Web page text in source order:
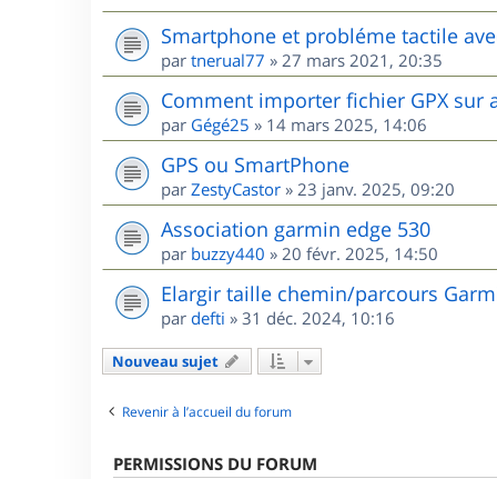
Smartphone et probléme tactile
par tnerual77 » 27 mars 2021, 20:35
Comment importer fichier GPX sur
par Gégé25 » 14 mars 2025, 14:06
GPS ou SmartPhone
par ZestyCastor » 23 janv. 2025, 09:20
Association garmin edge 530
par buzzy440 » 20 févr. 2025, 14:50
Elargir taille chemin/parcours
par defti » 31 déc. 2024, 10:16
Nouveau sujet
Revenir à l’accueil du forum
PERMISSIONS DU FORUM